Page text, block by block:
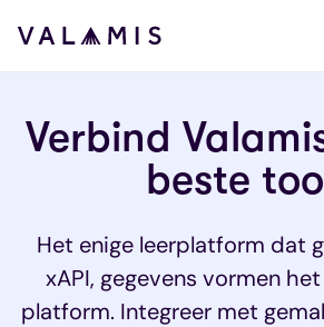
Skip to content
Valamis
Verbind
beste
Het enige leerplatform dat
xAPI, gegevens vormen
platform. Integreer met